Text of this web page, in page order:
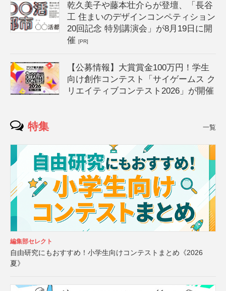
乾久美子や藤本壮介らが登壇、「長谷
工 住まいのデザインコンペティション
20回記念 特別講演会」が8月19日に開
催[PR]
【公募情報】大賞賞金100万円！学生
向け創作コンテスト「サイゲームス ク
リエイティブコンテスト2026」が開催
特集 一覧
編集部セレクト
自由研究にもおすすめ！小学生向けコンテストまとめ《2026
夏》